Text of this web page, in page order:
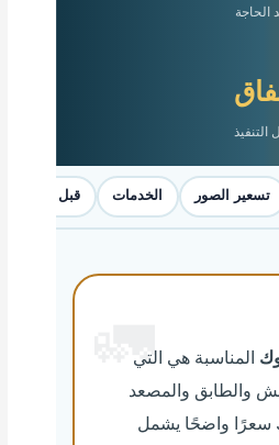
الحاجة
التنفيذ
تسعير الصور الخدمات قبل الحجز
المناسبة هي التي
والطابق والمصعد
سعرًا واضحًا يشمل